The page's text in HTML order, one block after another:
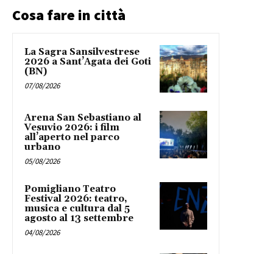
Cosa fare in città
La Sagra Sansilvestrese
2026 a Sant’Agata dei Goti
(BN)
07/08/2026
Arena San Sebastiano al
Vesuvio 2026: i film
all’aperto nel parco
urbano
05/08/2026
Pomigliano Teatro
Festival 2026: teatro,
musica e cultura dal 5
agosto al 13 settembre
04/08/2026